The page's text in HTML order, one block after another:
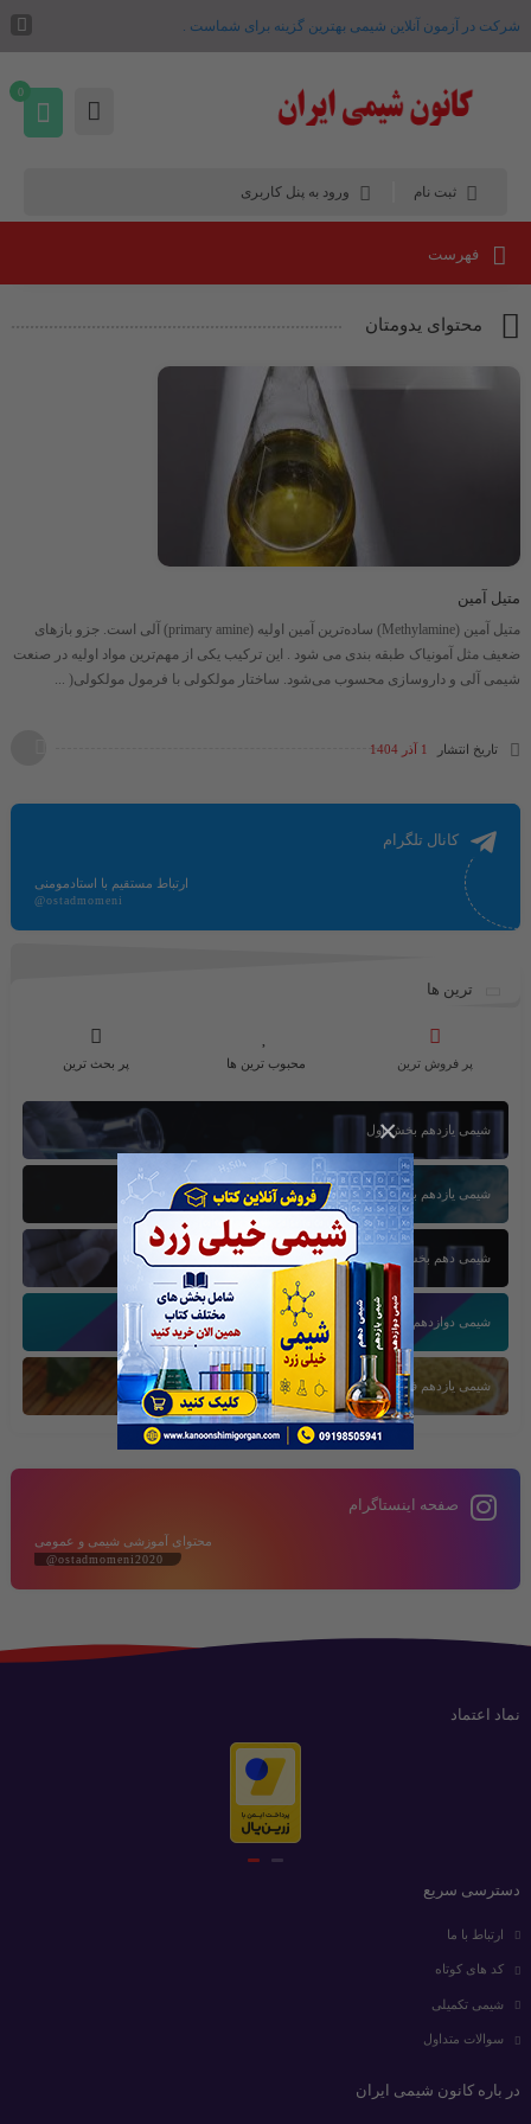
×
شرکت در آزمون آنلاین شیمی بهترین گزینه برای شماست .
ثبت نام ورود به پنل کاربری
0
فهرست
محتوای یدومتان
متیل آمین
متیل آمین (Methylamine) ساده‌ترین آمین اولیه (primary amine) آلی است. جزو بازهای
ضعیف مثل آمونیاک طبقه بندی می شود . این ترکیب یکی از مهم‌ترین مواد اولیه در صنعت
شیمی آلی و داروسازی محسوب می‌شود. ساختار مولکولی با فرمول مولکولی​( ...
تاریخ انتشار 1 آذر 1404
کانال تلگرام
ارتباط مستقیم با استادمومنی
@ostadmomeni
ترین ها
پر فروش ترین محبوب ترین ها پر بحث ترین
شیمی یازدهم بخش اول
شیمی یازدهم بخش سوم
شیمی دهم بخش اول
شیمی دوازدهم بخش سوم
شیمی یازدهم فصل دوم
صفحه اینستاگرام
محتوای آموزشی شیمی و عمومی
@ostadmomeni2020
نماد اعتماد
دسترسی سریع
ارتباط با ما
کد های کوتاه
شیمی تکمیلی
سوالات متداول
در باره کانون شیمی ایران